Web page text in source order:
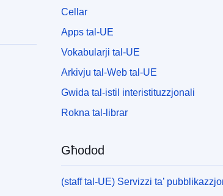
Cellar
Apps tal-UE
Vokabularji tal-UE
Arkivju tal-Web tal-UE
Gwida tal-istil interistituzzjonali
Rokna tal-librar
Għodod
(staff tal-UE) Servizzi ta’